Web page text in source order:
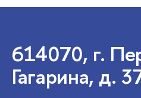
614070, г.
Гагарина, д.